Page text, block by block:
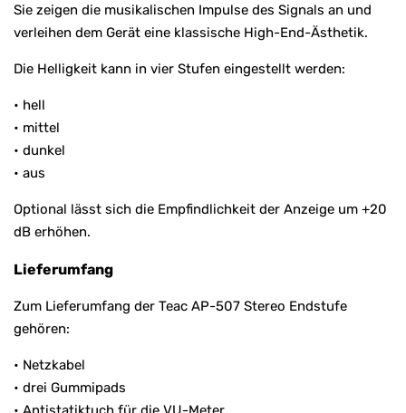
Sie zeigen die musikalischen Impulse des Signals an und
verleihen dem Gerät eine klassische High-End-Ästhetik.
Die Helligkeit kann in vier Stufen eingestellt werden:
• hell
• mittel
• dunkel
• aus
Optional lässt sich die Empfindlichkeit der Anzeige um +20
dB erhöhen.
Lieferumfang
Zum Lieferumfang der Teac AP-507 Stereo Endstufe
gehören:
• Netzkabel
• drei Gummipads